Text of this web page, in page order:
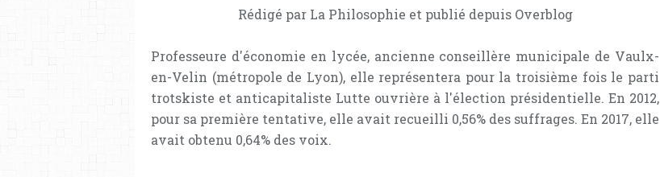
Rédigé par La Philosophie et publié depuis Overblog
Professeure d'économie en lycée, ancienne conseillère municipale de Vaulx-
en-Velin (métropole de Lyon), elle représentera pour la troisième fois le parti
trotskiste et anticapitaliste Lutte ouvrière à l'élection présidentielle. En 2012,
pour sa première tentative, elle avait recueilli 0,56% des suffrages. En 2017, elle
avait obtenu 0,64% des voix.